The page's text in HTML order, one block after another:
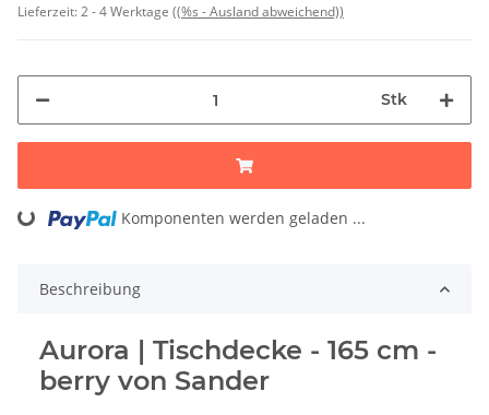
Lieferzeit:2 - 4 Werktage ((%s - Ausland abweichend))
Stk
Loading... Komponenten werden geladen ...
Beschreibung
Aurora | Tischdecke - 165 cm -
berry von Sander